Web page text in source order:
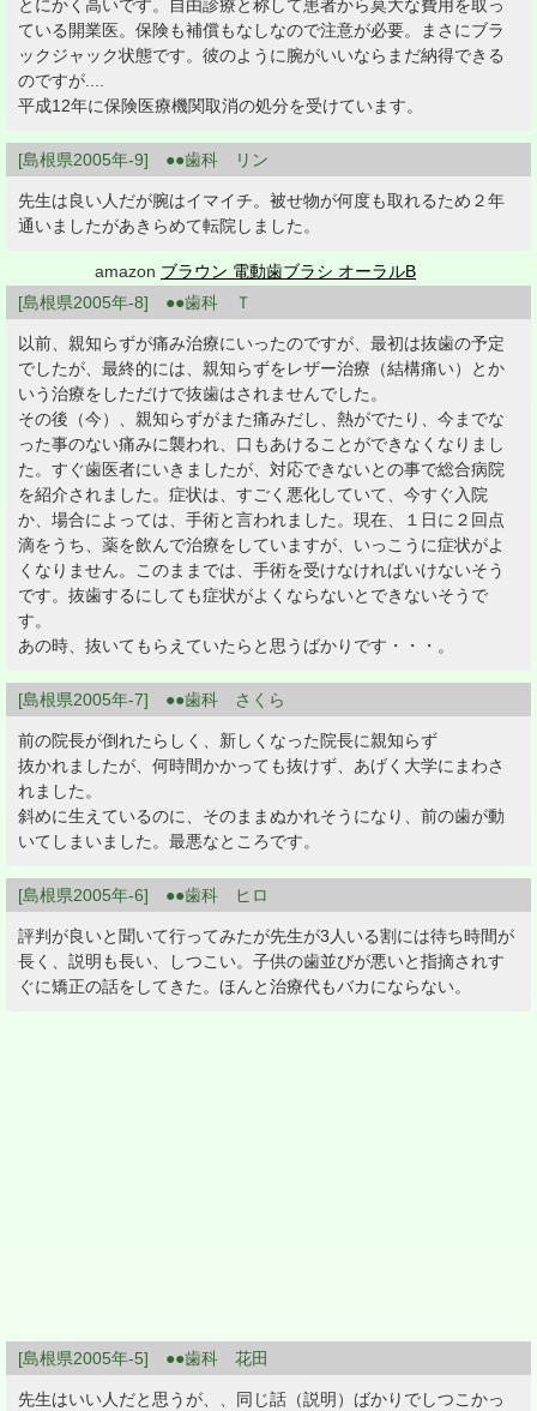
とにかく高いです。自由診療と称して患者から莫大な費用を取っ
ている開業医。保険も補償もなしなので注意が必要。まさにブラ
ックジャック状態です。彼のように腕がいいならまだ納得できる
のですが....
平成12年に保険医療機関取消の処分を受けています。
[島根県2005年-9] ●●歯科 リン
先生は良い人だが腕はイマイチ。被せ物が何度も取れるため２年
通いましたがあきらめて転院しました。
amazon ブラウン 電動歯ブラシ オーラルB
[島根県2005年-8] ●●歯科 Ｔ
以前、親知らずが痛み治療にいったのですが、最初は抜歯の予定
でしたが、最終的には、親知らずをレザー治療（結構痛い）とか
いう治療をしただけで抜歯はされませんでした。
その後（今）、親知らずがまた痛みだし、熱がでたり、今までな
った事のない痛みに襲われ、口もあけることができなくなりまし
た。すぐ歯医者にいきましたが、対応できないとの事で総合病院
を紹介されました。症状は、すごく悪化していて、今すぐ入院
か、場合によっては、手術と言われました。現在、１日に２回点
滴をうち、薬を飲んで治療をしていますが、いっこうに症状がよ
くなりません。このままでは、手術を受けなければいけないそう
です。抜歯するにしても症状がよくならないとできないそうで
す。
あの時、抜いてもらえていたらと思うばかりです・・・。
[島根県2005年-7] ●●歯科 さくら
前の院長が倒れたらしく、新しくなった院長に親知らず
抜かれましたが、何時間かかっても抜けず、あげく大学にまわさ
れました。
斜めに生えているのに、そのままぬかれそうになり、前の歯が動
いてしまいました。最悪なところです。
[島根県2005年-6] ●●歯科 ヒロ
評判が良いと聞いて行ってみたが先生が3人いる割には待ち時間が
長く、説明も長い、しつこい。子供の歯並びが悪いと指摘されす
ぐに矯正の話をしてきた。ほんと治療代もバカにならない。
[島根県2005年-5] ●●歯科 花田
先生はいい人だと思うが、、同じ話（説明）ばかりでしつこかっ